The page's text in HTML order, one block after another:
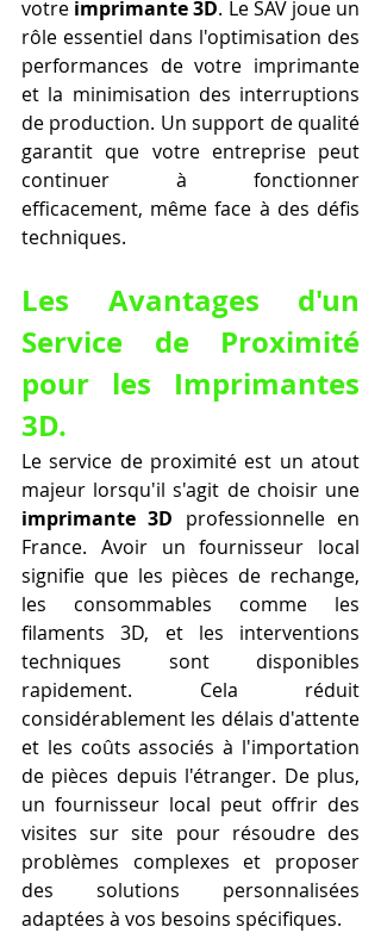
votre imprimante 3D. Le SAV joue un
rôle essentiel dans l'optimisation des
performances de votre imprimante
et la minimisation des interruptions
de production. Un support de qualité
garantit que votre entreprise peut
continuer à fonctionner
efficacement, même face à des défis
techniques.
Les Avantages d'un
Service de Proximité
pour les Imprimantes
3D.
Le service de proximité est un atout
imprimante 3D professionnelle en
France. Avoir un fournisseur local
signifie que les pièces de rechange,
les consommables comme les
filaments 3D, et les interventions
techniques sont disponibles
rapidement. Cela réduit
considérablement les délais d'attente
et les coûts associés à l'importation
de pièces depuis l'étranger. De plus,
un fournisseur local peut offrir des
visites sur site pour résoudre des
problèmes complexes et proposer
des solutions personnalisées
adaptées à vos besoins spécifiques.